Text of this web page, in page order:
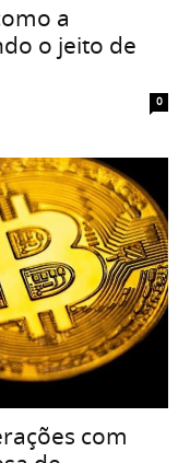
a
o jeito de
0
com